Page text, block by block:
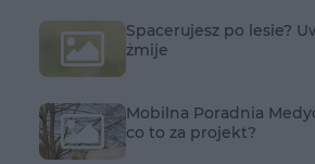
Spacerujesz po lesie?
żmije
Mobilna Poradnia
co to za projekt?